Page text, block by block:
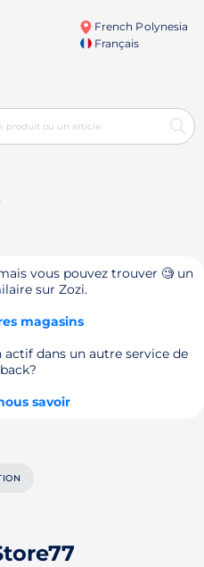
French Polynesia
Français
vous pouvez trouver 🧐 un
sur Zozi.
magasins
dans un autre service de
savoir